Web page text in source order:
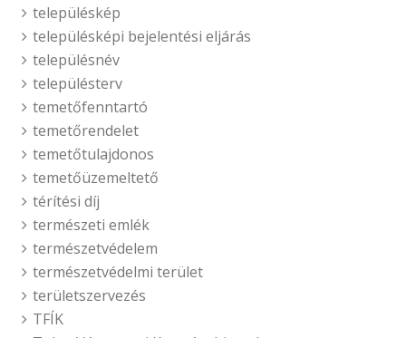
településkép
településképi bejelentési eljárás
településnév
településterv
temetőfenntartó
temetőrendelet
temetőtulajdonos
temetőüzemeltető
térítési díj
természeti emlék
természetvédelem
természetvédelmi terület
területszervezés
TFÍK